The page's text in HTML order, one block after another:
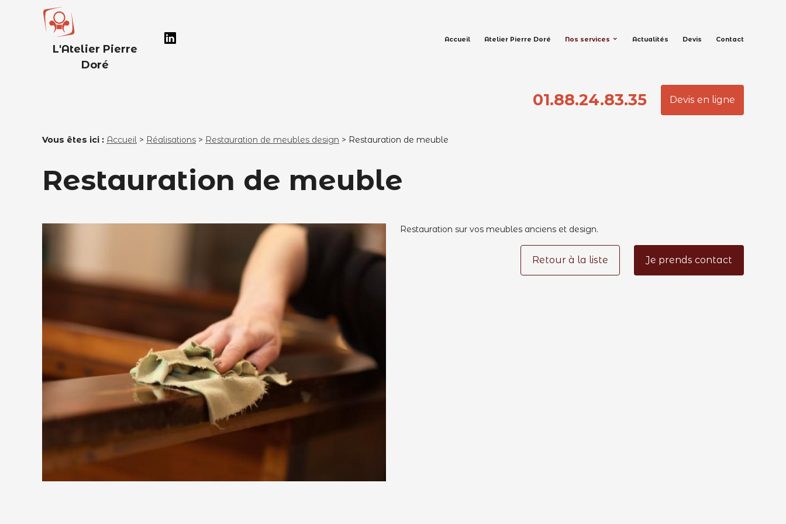
L'Atelier Pierre
Doré
Accueil Atelier Pierre Doré Nos services Actualités Devis Contact
01.88.24.83.35 Devis en ligne
Vous êtes ici : Accueil > Réalisations > Restauration de meubles design > Restauration de meuble
Restauration de meuble
Restauration sur vos meubles anciens et design.
Retour à la liste Je prends contact
Panneau de gestion des cookies